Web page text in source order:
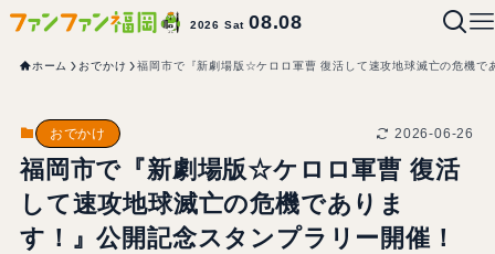
2026 Sat08.08
ホーム おでかけ 福岡市で『新劇場版☆ケロロ軍曹 復活して速攻地球滅亡の危機で
おでかけ 2026-06-26
福岡市で『新劇場版☆ケロロ軍曹 復活
して速攻地球滅亡の危機でありま
す！』公開記念スタンプラリー開催！